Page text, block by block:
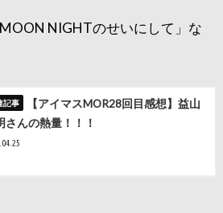
NIGHTのせいにして」な
【アイマスMOR28回目感想】益山
さんの熱量！！！